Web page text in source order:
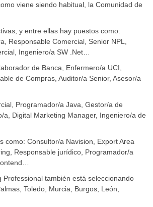
viene siendo habitual, la Comunidad de
y entre ellas hay puestos como:
Responsable Comercial, Senior NPL,
Ingeniero/a SW .Net…
de Banca, Enfermero/a UCI,
de Compras, Auditor/a Senior, Asesor/a
Programador/a Java, Gestor/a de
Digital Marketing Manager, Ingeniero/a de
como: Consultor/a Navision, Export Area
Responsable jurídico, Programador/a
también está seleccionando
Toledo, Murcia, Burgos, León,